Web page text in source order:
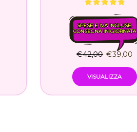
SPESE E IVA INCLUSE.
CONSEGNA IN GIORNATA
€42,00 €39,00
VISUALIZZA